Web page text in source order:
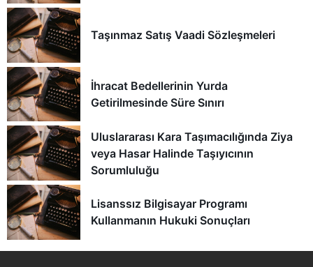
Taşınmaz Satış Vaadi Sözleşmeleri
İhracat Bedellerinin Yurda
Getirilmesinde Süre Sınırı
Uluslararası Kara Taşımacılığında Ziya
veya Hasar Halinde Taşıyıcının
Sorumluluğu
Lisanssız Bilgisayar Programı
Kullanmanın Hukuki Sonuçları